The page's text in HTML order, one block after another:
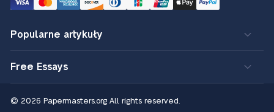
Popularne artykuły
Free Essays
© 2026 Papermasters.org All rights reserved.